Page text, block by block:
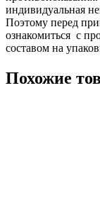
индивидуальная
Поэтому перед
ознакомиться с
составом на
Похожие